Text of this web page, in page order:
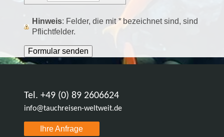
Hinweis : Felder, die mit *bezeichnet sind, sind
Pflichtfelder.
Tel. +49 (0) 89 2606624
info@tauchreisen-weltweit.de
Ihre Anfrage